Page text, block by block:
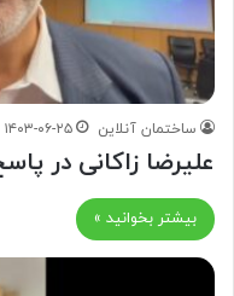
ساختمان آنلاین ۱۴۰۳-۰۶-۲۵
علیرضا زاکانی در
بیشتر بخوانید »